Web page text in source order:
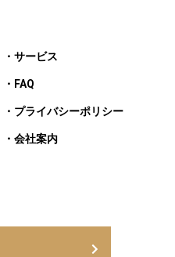
・サービス
・FAQ
・プライバシーポリシー
・会社案内